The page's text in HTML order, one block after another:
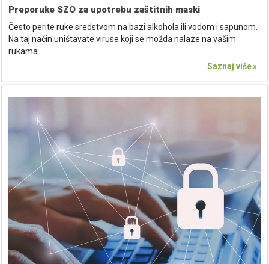
Preporuke SZO za upotrebu zaštitnih maski
Često perite ruke sredstvom na bazi alkohola ili vodom i sapunom.
Na taj način uništavate viruse koji se možda nalaze na vašim
rukama.
Saznaj više